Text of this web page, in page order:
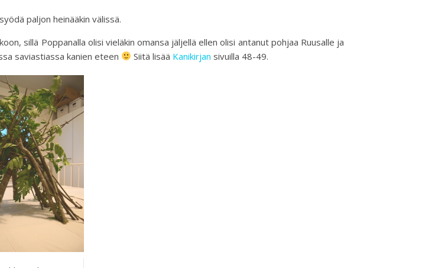
paljon heinääkin välissä.
sillä Poppanalla olisi vieläkin omansa jäljellä ellen olisi antanut pohjaa Ruusalle ja
saviastiassa kanien eteen
Siitä lisää Kanikirjan sivuilla 48-49.